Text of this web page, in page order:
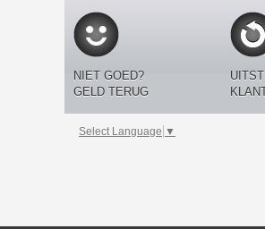
NIET GOED?
GELD TERUG
Select Language ▼